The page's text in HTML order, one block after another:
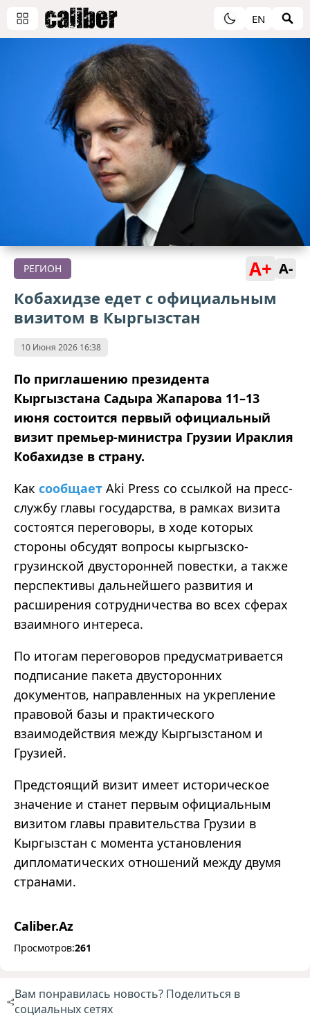
EN
РЕГИОН A+ A-
Кобахидзе едет с официальным
визитом в Кыргызстан
10 Июня 2026 16:38
По приглашению президента
Кыргызстана Садыра Жапарова 11–13
июня состоится первый официальный
визит премьер-министра Грузии Ираклия
Кобахидзе в страну.
Как сообщает Aki Press со ссылкой на пресс-
службу главы государства, в рамках визита
состоятся переговоры, в ходе которых
стороны обсудят вопросы кыргызско-
грузинской двусторонней повестки, а также
перспективы дальнейшего развития и
расширения сотрудничества во всех сферах
взаимного интереса.
По итогам переговоров предусматривается
подписание пакета двусторонних
документов, направленных на укрепление
правовой базы и практического
взаимодействия между Кыргызстаном и
Грузией.
Предстоящий визит имеет историческое
значение и станет первым официальным
визитом главы правительства Грузии в
Кыргызстан с момента установления
дипломатических отношений между двумя
странами.
Caliber.Az
Просмотров:261
Вам понравилась новость? Поделиться в
социальных сетях